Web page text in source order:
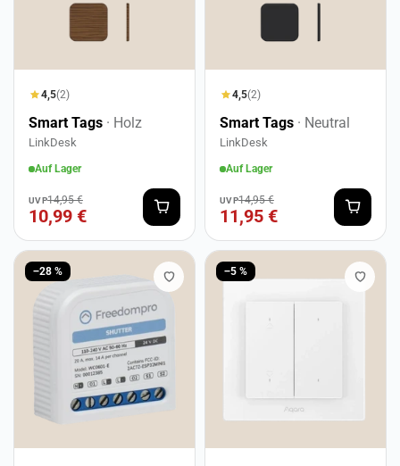
4,5(2)
Smart Tags · Holz
LinkDesk
Auf Lager
UVP14,95 €
10,99 €
4,5(2)
Smart Tags · Neutral
LinkDesk
Auf Lager
UVP14,95 €
11,95 €
−28 % −5 %